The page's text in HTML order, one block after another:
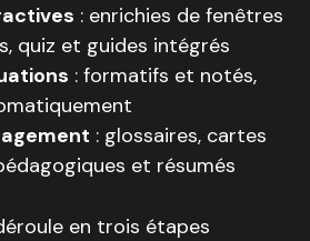
: enrichies de fenêtres
quiz et guides intégrés
: formatifs et notés,
: glossaires, cartes
et résumés
en trois étapes